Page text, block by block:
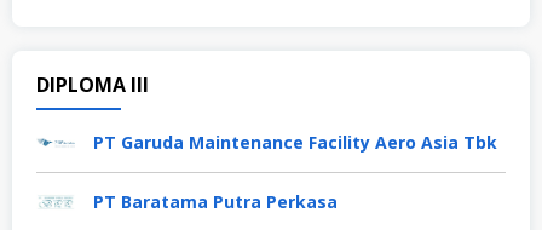
DIPLOMA III
PT Garuda Maintenance Facility Aero Asia Tbk
PT Baratama Putra Perkasa